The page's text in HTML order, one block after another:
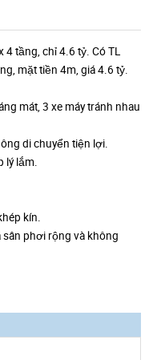
4 tầng, chỉ 4.6 tỷ. Có TL
mặt tiền 4m, giá 4.6 tỷ.
mát, 3 xe máy tránh nhau
di chuyển tiện lợi.
lý lắm.
kín.
sân phơi rộng và không